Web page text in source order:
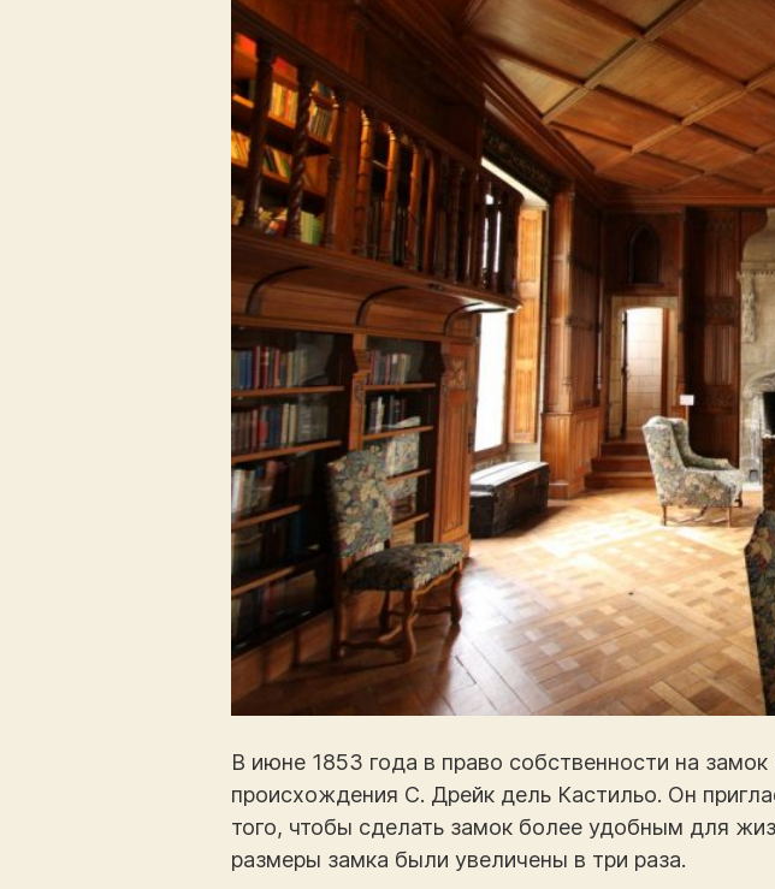
В июне 1853 года в право собственности на
происхождения С. Дрейк дель Кастильо. Он
того, чтобы сделать замок более удобным для
размеры замка были увеличены в три раза.